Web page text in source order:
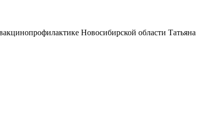
Новосибирской области Татьяна